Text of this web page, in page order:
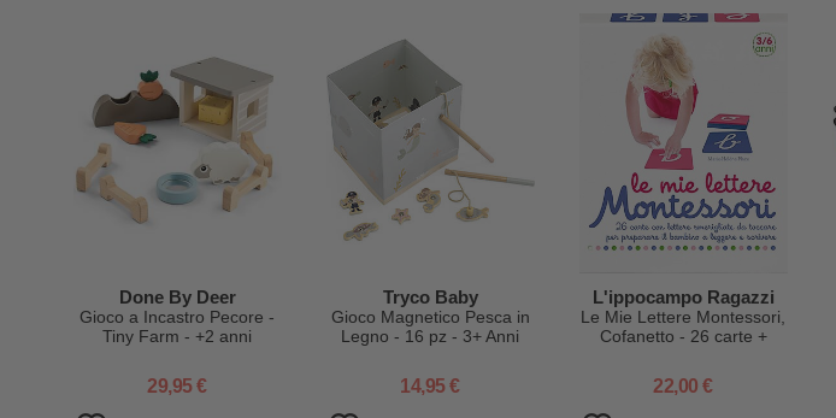
Done By Deer
Gioco a Incastro Pecore -
Tiny Farm - +2 anni
29,95 €
Tryco Baby
Gioco Magnetico Pesca in
Legno - 16 pz - 3+ Anni
14,95 €
L'ippocampo Ragazzi
Le Mie Lettere Montessori,
Cofanetto - 26 carte +
22,00 €